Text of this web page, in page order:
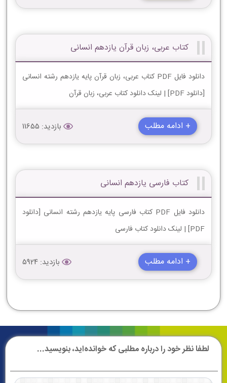
کتاب عربی، زبان قرآن یازدهم انسانی
دانلود فایل PDF کتاب عربی، زبان قرآن پایه یازدهم رشته انسانی
[دانلود PDF] | لینک دانلود کتاب عربی، زبان قرآن
+ ادامه مطلب بازدید: 11655
کتاب فارسی یازدهم انسانی
دانلود فایل PDF کتاب فارسی پایه یازدهم رشته انسانی [دانلود
PDF] | لینک دانلود کتاب فارسی
+ ادامه مطلب بازدید: 5924
لطفا نظر خود را درباره مطلبی که خوانده‌اید، بنویسید...